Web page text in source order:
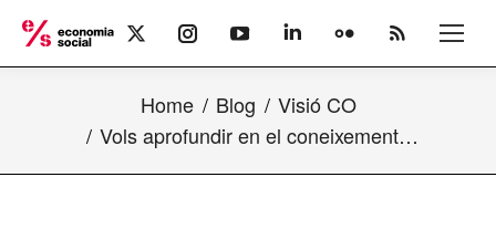
X
page
in
new
window
Instagram
page
in
new
window
YouTube
page
in
new
window
Linkedin
page
in
new
window
Flickr
page
in
new
window
Rss
page
new
window
Home Blog
Visió CO
Vols aprofundir en el coneixement…